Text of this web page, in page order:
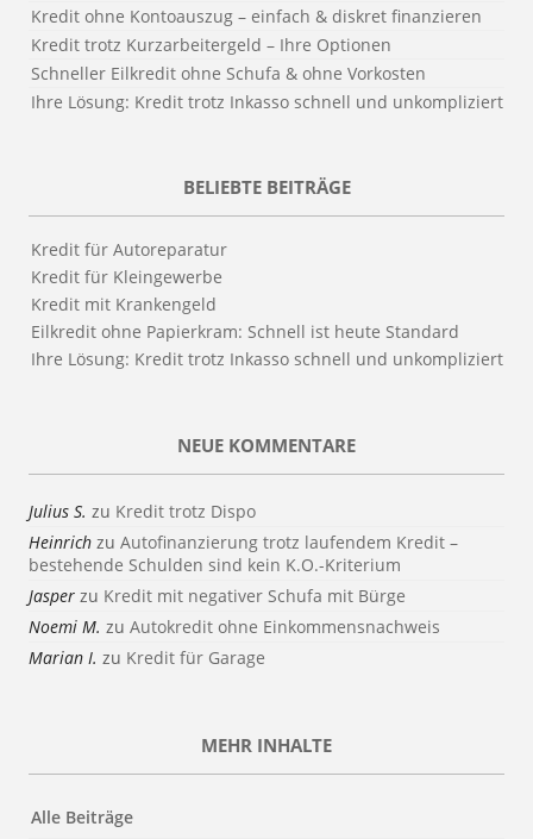
Kredit ohne Kontoauszug – einfach & diskret finanzieren
Kredit trotz Kurzarbeitergeld – Ihre Optionen
Schneller Eilkredit ohne Schufa & ohne Vorkosten
Ihre Lösung: Kredit trotz Inkasso schnell und unkompliziert
BELIEBTE BEITRÄGE
Kredit für Autoreparatur
Kredit für Kleingewerbe
Kredit mit Krankengeld
Eilkredit ohne Papierkram: Schnell ist heute Standard
Ihre Lösung: Kredit trotz Inkasso schnell und unkompliziert
NEUE KOMMENTARE
Julius S. zu Kredit trotz Dispo
Heinrich zu Autofinanzierung trotz laufendem Kredit –
bestehende Schulden sind kein K.O.-Kriterium
Jasper zu Kredit mit negativer Schufa mit Bürge
Noemi M. zu Autokredit ohne Einkommensnachweis
Marian I. zu Kredit für Garage
MEHR INHALTE
Alle Beiträge